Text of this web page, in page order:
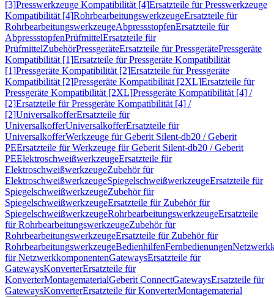
[3]Presswerkzeuge Kompatibilität [4]Ersatzteile für Presswerkzeuge
Kompatibilität [4]RohrbearbeitungswerkzeugeErsatzteile für
RohrbearbeitungswerkzeugeAbpressstopfenErsatzteile für
AbpressstopfenPrüfmittelErsatzteile für
PrüfmittelZubehörPressgeräteErsatzteile für PressgerätePressgeräte
Kompatibilität [1]Ersatzteile für Pressgeräte Kompatibilität
[1]Pressgeräte Kompatibilität [2]Ersatzteile für Pressgeräte
Kompatibilität [2]Pressgeräte Kompatibilität [2XL]Ersatzteile für
Pressgeräte Kompatibilität [2XL]Pressgeräte Kompatibilität [4] /
[2]Ersatzteile für Pressgeräte Kompatibilität [4] /
[2]UniversalkofferErsatzteile für
UniversalkofferUniversalkofferErsatzteile für
UniversalkofferWerkzeuge für Geberit Silent-db20 / Geberit
PEErsatzteile für Werkzeuge für Geberit Silent-db20 / Geberit
PEElektroschweißwerkzeugeErsatzteile für
ElektroschweißwerkzeugeZubehör für
ElektroschweißwerkzeugeSpiegelschweißwerkzeugeErsatzteile für
SpiegelschweißwerkzeugeZubehör für
SpiegelschweißwerkzeugeErsatzteile für Zubehör für
SpiegelschweißwerkzeugeRohrbearbeitungswerkzeugeErsatzteile
für RohrbearbeitungswerkzeugeZubehör für
RohrbearbeitungswerkzeugeErsatzteile für Zubehör für
RohrbearbeitungswerkzeugeBedienhilfenFernbedienungen
für NetzwerkkomponentenGatewaysErsatzteile für
GatewaysKonverterErsatzteile für
KonverterMontagematerialGeberit ConnectGatewaysErsatzteile für
GatewaysKonverterErsatzteile für KonverterMontagematerial